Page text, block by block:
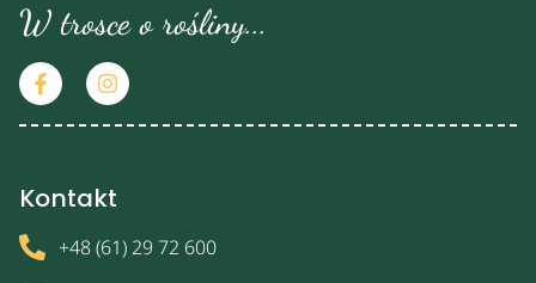
W trosce o rośliny...
Kontakt
+48 (61) 29 72 600